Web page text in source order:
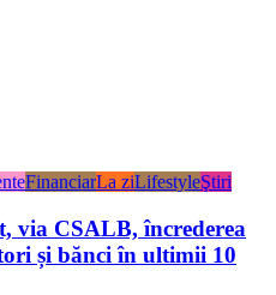
FinanciarLa ziLifestyleŞtiri
via CSALB, încrederea
și bănci în ultimii 10